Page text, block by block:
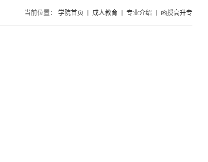
当前位置： 学院首页 成人教育 专业介绍 函授高升专